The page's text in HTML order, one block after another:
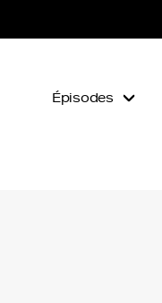
Épisodes